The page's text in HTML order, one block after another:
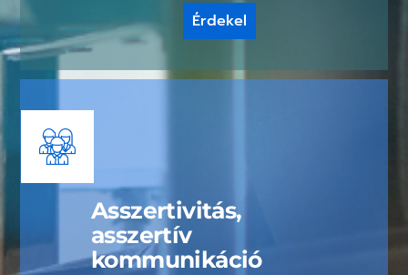
Érdekel
Asszertivitás,
asszertív
kommunikáció